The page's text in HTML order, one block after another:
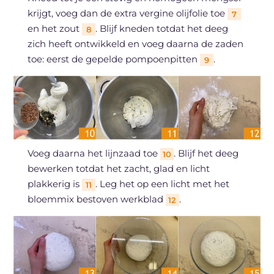
krijgt, voeg dan de extra vergine olijfolie toe
7
en het zout 8 . Blijf kneden totdat het deeg
zich heeft ontwikkeld en voeg daarna de zaden
toe: eerst de gepelde pompoenpitten
9 .
Voeg daarna het lijnzaad toe 10 . Blijf het deeg
bewerken totdat het zacht, glad en licht
plakkerig is
11 . Leg het op een licht met het
bloemmix bestoven werkblad 12 .